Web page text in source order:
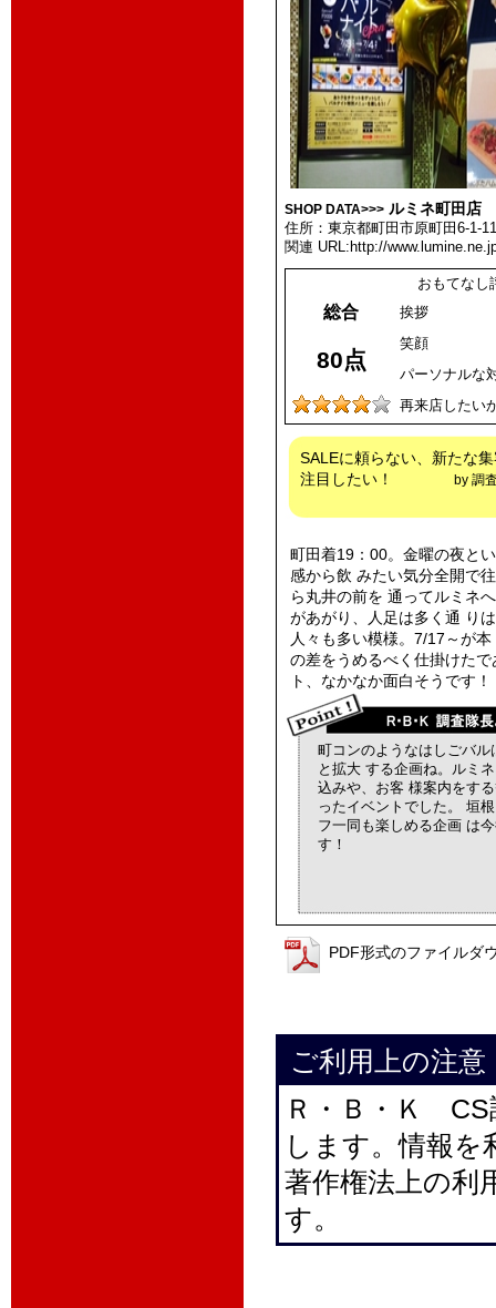
SHOP DATA>>> ルミネ町田店
住所：東京都町田市原町田6-1-11
関連 URL:http://
おもてなし
総合 挨拶
80点
笑顔
パーソナルな
再来店したい
SALEに頼らない、新たな
注目したい！
by 調査
町田着19：00。金曜の夜と
感から飲 みたい気分全開で
ら丸井の前を 通ってルミネ
があがり、人足は多く通 り
人々も多い模様。7/17～が
の差をうめるべく仕掛けた
ト、なかなか面白そうです！
町コンのようなはしごバル
と拡大 する企画ね。ルミ
込みや、お客 様案内をす
ったイベントでした。 垣
フ一同も楽しめる企画 は
す！
PDF形式のファイルダ
ご利用上の注意
Ｒ・Ｂ・Ｋ CS
します。情報を
著作権法上の利
す。